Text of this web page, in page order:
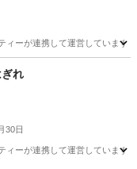
ィーが連携して運営してい
れ
30日
ィーが連携して運営してい